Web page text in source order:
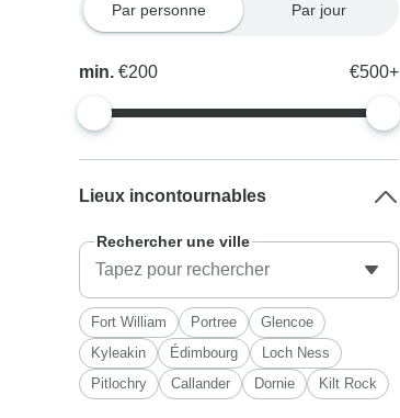
Par personne Par jour
min.€200 €500+
Lieux incontournables
Rechercher une ville
Fort William Portree
Glencoe
Kyleakin
Édimbourg
Loch Ness
Pitlochry
Callander Dornie Kilt Rock